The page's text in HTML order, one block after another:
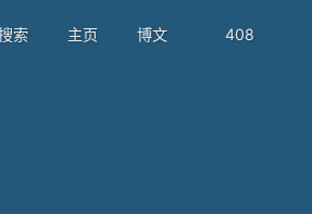
索 主页 博文 408